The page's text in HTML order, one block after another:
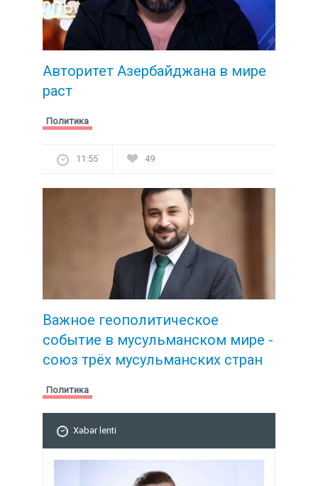
Авторитет Азербайджана в мире
раст
Политика
11:55 49
Важное геополитическое
событие в мусульманском мире -
союз трёх мусульманских стран
Политика
Xəbər lenti